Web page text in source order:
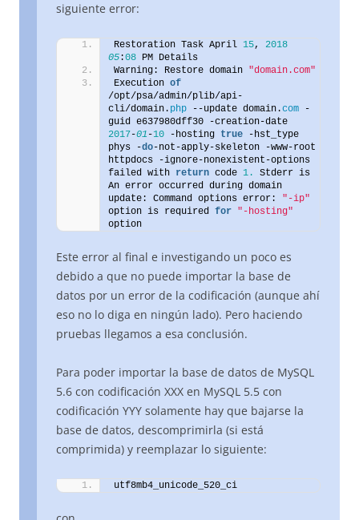
siguiente error:
Restoration Task April 15, 2018
05:08 PM Details
Warning: Restore domain "domain.com"
Execution of
/opt/psa/admin/plib/api-
cli/domain. php --update domain.com -
2017-01 -10 -hosting true -hst_type
phys -do-not-apply-skeleton -www-root
httpdocs -ignore-nonexistent-options
failed with return code 1.
Stderr is
An error occurred during domain
update: Command options error: "-ip"
option is required for "-hosting"
option
Este error al final e investigando un poco es
debido a que no puede importar la base de
datos por un error de la codificación (aunque ahí
eso no lo diga en ningún lado). Pero haciendo
pruebas llegamos a esa conclusión.
Para poder importar la base de datos de MySQL
5.6 con codificación XXX en MySQL 5.5 con
codificación YYY solamente hay que bajarse la
base de datos, descomprimirla (si está
comprimida) y reemplazar lo siguiente:
utf8mb4_unicode_520_ci